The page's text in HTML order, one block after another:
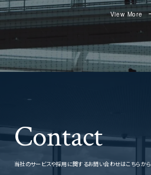
View More
Contact
当社のサービスや採用に関するお問い合わせはこちらから